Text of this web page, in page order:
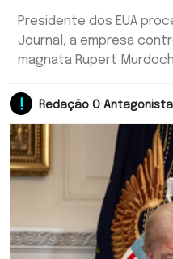
Presidente dos EUA
Journal, a empresa
magnata Rupert Murdoch
Redação O Antagonista